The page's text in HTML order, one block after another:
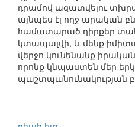
դրամով ազատվելու
այնպես էլ ողջ արական
համատարած դիրքեր
կտապալվի, և մենք
վերջո կունենանք
որոնք կնպաստեն մեր
պաշտպանունակության